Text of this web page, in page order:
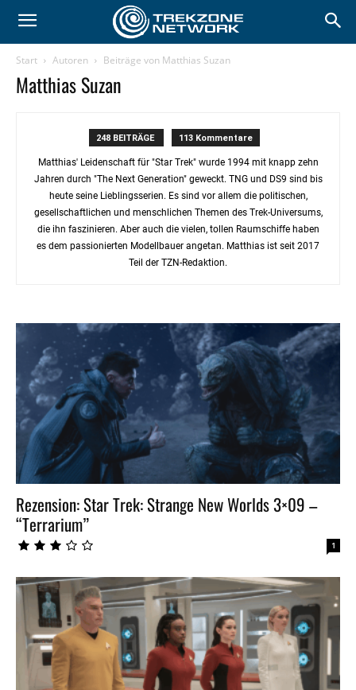
Start Autoren Beiträge von Matthias Suzan
Matthias Suzan
248 BEITRÄGE 113 Kommentare
Matthias' Leidenschaft für "Star Trek" wurde 1994 mit knapp zehn
Jahren durch "The Next Generation" geweckt. TNG und DS9 sind bis
heute seine Lieblingsserien. Es sind vor allem die politischen,
gesellschaftlichen und menschlichen Themen des Trek-Universums,
die ihn faszinieren. Aber auch die vielen, tollen Raumschiffe haben
es dem passionierten Modellbauer angetan. Matthias ist seit 2017
Teil der TZN-Redaktion.
Rezension: Star Trek: Strange New Worlds 3×09 –
“Terrarium”
1